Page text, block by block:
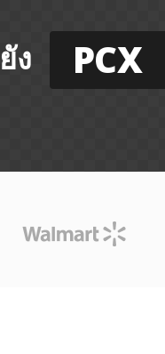
ง PCX